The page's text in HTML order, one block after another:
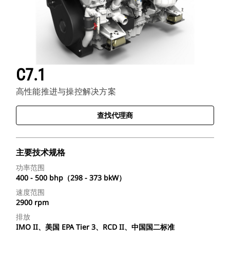
C7.1
高性能推进与操控解决方案
查找代理商
主要技术规格
功率范围
400 - 500 bhp（298 - 373 bkW）
速度范围
2900 rpm
排放
IMO II、美国 EPA Tier 3、RCD II、中国国二标准